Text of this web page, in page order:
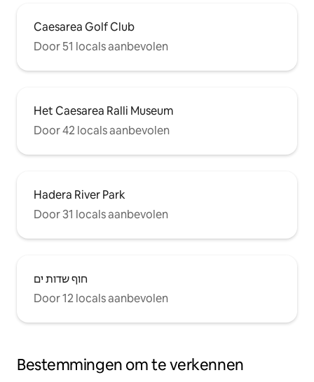
Caesarea Golf Club
Door 51 locals aanbevolen
Het Caesarea Ralli Museum
Door 42 locals aanbevolen
Hadera River Park
Door 31 locals aanbevolen
חוף שדות ים
Door 12 locals aanbevolen
Bestemmingen om te verkennen